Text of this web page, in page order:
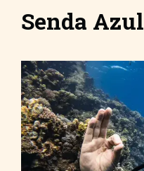
Senda Azul